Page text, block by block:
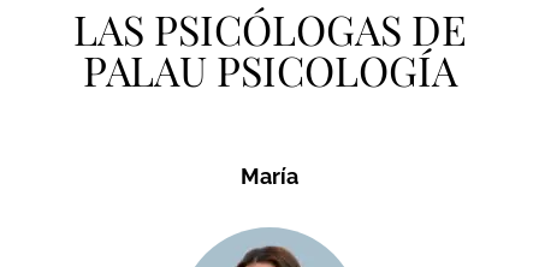
LAS PSICÓLOGAS DE
PALAU PSICOLOGÍA
María